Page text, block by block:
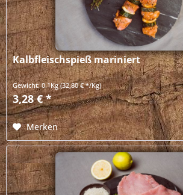
Kalbfleischspieß mariniert
Gewicht:0.1Kg(32,80 € */Kg)
3,28 € *
Merken